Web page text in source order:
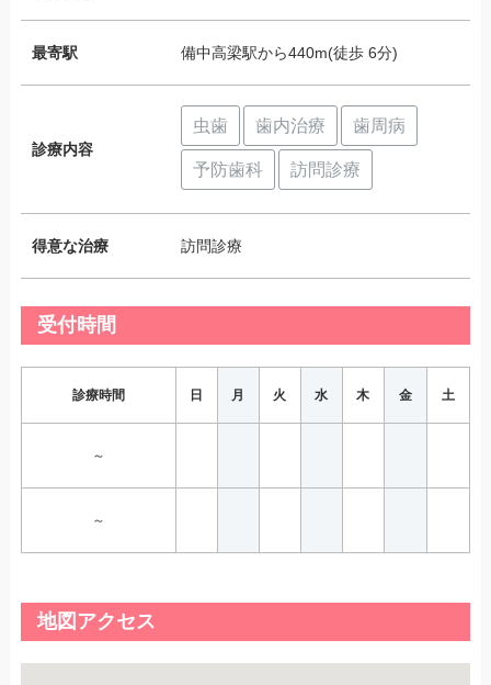
最寄駅 備中高梁駅から440m(徒歩 6分)
診療内容
虫歯 歯内治療 歯周病
予防歯科 訪問診療
得意な治療 訪問診療
受付時間
診療時間 日 月 火 水 木 金 土
～
～
地図アクセス